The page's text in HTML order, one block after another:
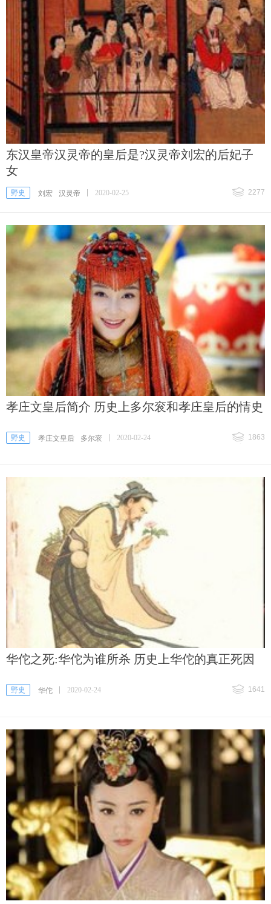
东汉皇帝汉灵帝的皇后是?汉灵帝刘宏的后妃子
女
野史 刘宏 汉灵帝 2020-02-25 2277
孝庄文皇后简介 历史上多尔衮和孝庄皇后的情史
野史 孝庄文皇后 多尔衮 2020-02-24 1863
华佗之死:华佗为谁所杀 历史上华佗的真正死因
野史 华佗 2020-02-24 1641